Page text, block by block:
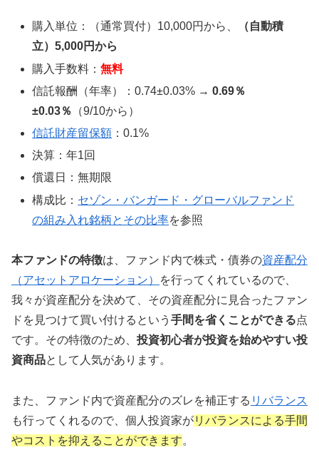
購入単位：（通常買付）10,000円から、
（自動積
立）5,000円から
購入手数料：無料
信託報酬（年率）：0.74±0.03% →0.69％
±0.03％
（9/10から）
信託財産留保額 ：0.1%
決算：年1回
償還日：無期限
構成比： セゾン・バンガード・グローバルファンド
の組み入れ銘柄とその比率を参照
本ファンドの特徴は、ファンド内で株式・債券の資産配分
（アセットアロケーション）
を行ってくれているので、
我々が資産配分を決めて、その資産配分に見合ったファン
ドを見つけて買い付けるという 手間を省くことができる点
です。その特徴のため、 投資初心者が投資を始めやすい投
資商品として人気があります。
また、ファンド内で資産配分のズレを補正する リバランス
も行ってくれるので、個人投資家がリバランスによる手間
やコストを抑えることができます。